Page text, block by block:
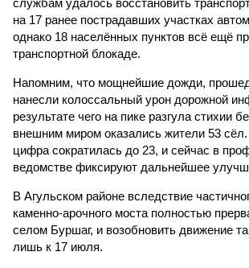
службам удалось восстановить
на 17 ранее пострадавших участках
однако 18 населённых пунктов всё ещё
транспортной блокаде.
Напомним, что мощнейшие дожди,
нанесли колоссальный урон дорожной
результате чего на пике разгула стихии
внешним миром оказались жители 53
цифра сократилась до 23, и сейчас в
ведомстве фиксируют дальнейшее
В Агульском районе вследствие
каменно-арочного моста полностью
селом Буршаг, и возобновить движение
лишь к 17 июля.